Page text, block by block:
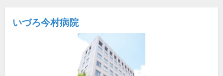
いづろ今村病院